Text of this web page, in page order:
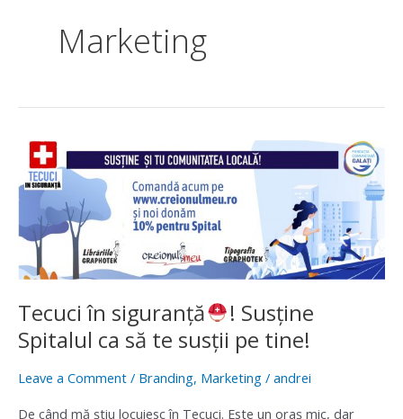
Marketing
Tecuci în siguranță
! Susține
Spitalul ca să te susții pe tine!
Leave a Comment / Branding, Marketing / andrei
De când mă știu locuiesc în Tecuci. Este un oraș mic, dar
Tecuci
siguranță
!
Susține
Spitalul
ca
să
te
pe
tine!